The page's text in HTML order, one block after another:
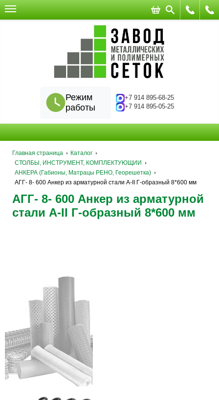
+7 914 895-68-25
+7 914 895-05-25
Режим
работы
Главная страница
Каталог
СТОЛБЫ, ИНСТРУМЕНТ, КОМПЛЕКТУЮЩИИ
АНКЕРА (Габионы, Матрацы РЕНО, Георешетка)
АГГ- 8- 600 Анкер из арматурной стали А-II Г-образный 8*600 мм
АГГ- 8- 600 Анкер из арматурной
стали А-II Г-образный 8*600 мм